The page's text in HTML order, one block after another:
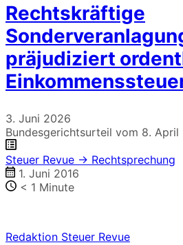
Rechtskräftige
präjudiziert
3. Juni 2026
Bundesgerichtsurteil vom 8. April
Steuer Revue → Rechtsprechung
1. Juni 2016
< 1 Minute
Redaktion Steuer Revue